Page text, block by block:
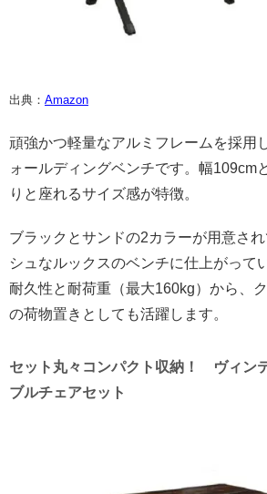
出典： Amazon
頑強かつ軽量なアルミフレームを採用
ォールディングベンチです。幅109cm
りと座れるサイズ感が特徴。
ブラックとサンドの2カラーが用意さ
シュなルックスのベンチに仕上がって
耐久性と耐荷重（最大160kg）から、
の荷物置きとしても活躍します。
セット丸々コンパクト収納！ ヴィン
ブルチェアセット